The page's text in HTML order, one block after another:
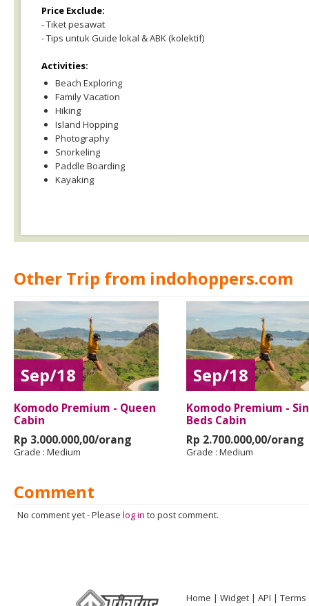
Price Exclude:
- Tiket pesawat
- Tips untuk Guide lokal & ABK (kolektif)
Activities:
Beach Exploring
Family Vacation
Hiking
Island Hopping
Photography
Snorkeling
Paddle Boarding
Kayaking
Other Trip from indohoppers.com
Sep/18
Komodo Premium - Queen
Cabin
Rp 3.000.000,00/orang
Grade : Medium
Sep/18
Komodo Premium -
Beds Cabin
Rp 2.700.000,00/orang
Grade : Medium
Comment
No comment yet-Please log in to post comment.
Home Widget API Terms